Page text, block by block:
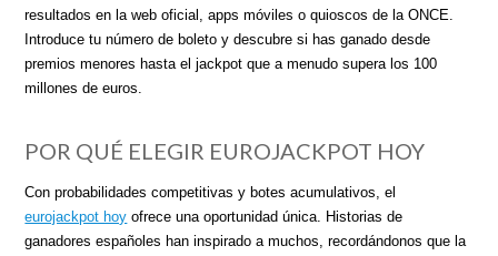
resultados en la web oficial, apps móviles o quioscos de la ONCE.
Introduce tu número de boleto y descubre si has ganado desde
premios menores hasta el jackpot que a menudo supera los 100
millones de euros.
POR QUÉ ELEGIR EUROJACKPOT HOY
Con probabilidades competitivas y botes acumulativos, el
eurojackpot hoy ofrece una oportunidad única. Historias de
ganadores españoles han inspirado a muchos, recordándonos que la